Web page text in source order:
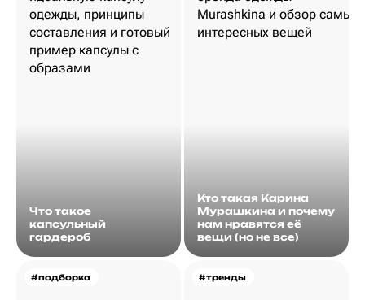
Что такое
капсульный
гардероб
Кто такая Карина
Мурашкина и почему
нам нравятся её
вещи (но не все)
#подборка #тренды